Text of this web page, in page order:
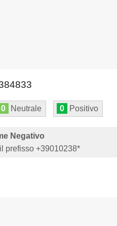
0 Neutrale 0 Positivo
Negativo
prefisso +39010238*